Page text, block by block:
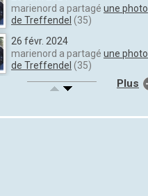
marienord a partagé une photo
de Treffendel (35)
26 févr. 2024
marienord a partagé une photo
de Treffendel (35)
26 févr. 2024
Plus